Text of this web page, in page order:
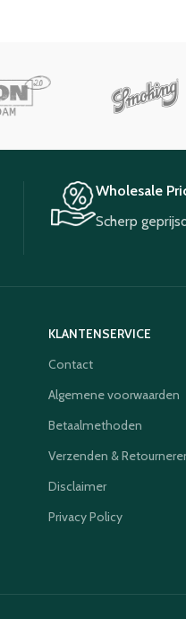
Wholesale
Scherp geprijsd
KLANTENSERVICE
Contact
Algemene voorwaarden
Betaalmethoden
Verzenden &
Disclaimer
Privacy Policy